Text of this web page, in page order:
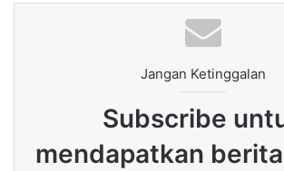
Jangan Ketinggalan
Subscribe
mendapatkan